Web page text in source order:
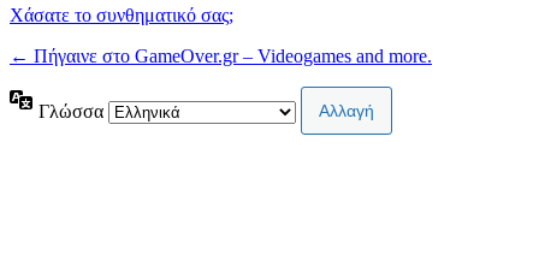
Χάσατε το συνθηματικό σας;
← Πήγαινε στο GameOver.gr – Videogames and more.
Γλώσσα